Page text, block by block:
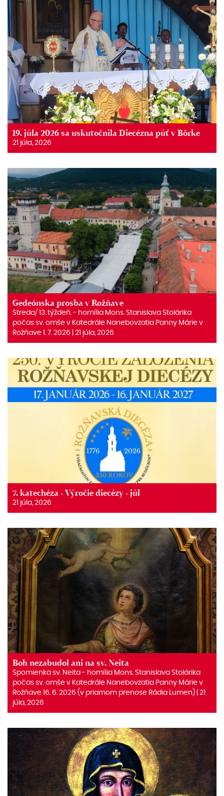
19. júla 2026 sa uskutočnila Diecézna púť v Bôrke
21 júla, 2026
Gedeónska prosba v Rožňave
Streda/ 13. týždeň. ‒ homília Mons. Stanislava Stolárika
počas sv. omše v Katedrále Nanebovzatia Panny Márie v
Rožňave 1. 7. 2026 | 21 júla, 2026
7. katechéza - Výročie diecézy - júl
21 júla, 2026
Boh nezabudol ani na sv. Neita
Spomienka sv. Neita ‒ homília Mons. Stanislava Stolárika
počas sv. omše v Katedrále Nanebovzatia Panny Márie v
Rožňave 16. 6. 2026 (v priamom prenose Rádia Lumen) | 21
júla, 2026